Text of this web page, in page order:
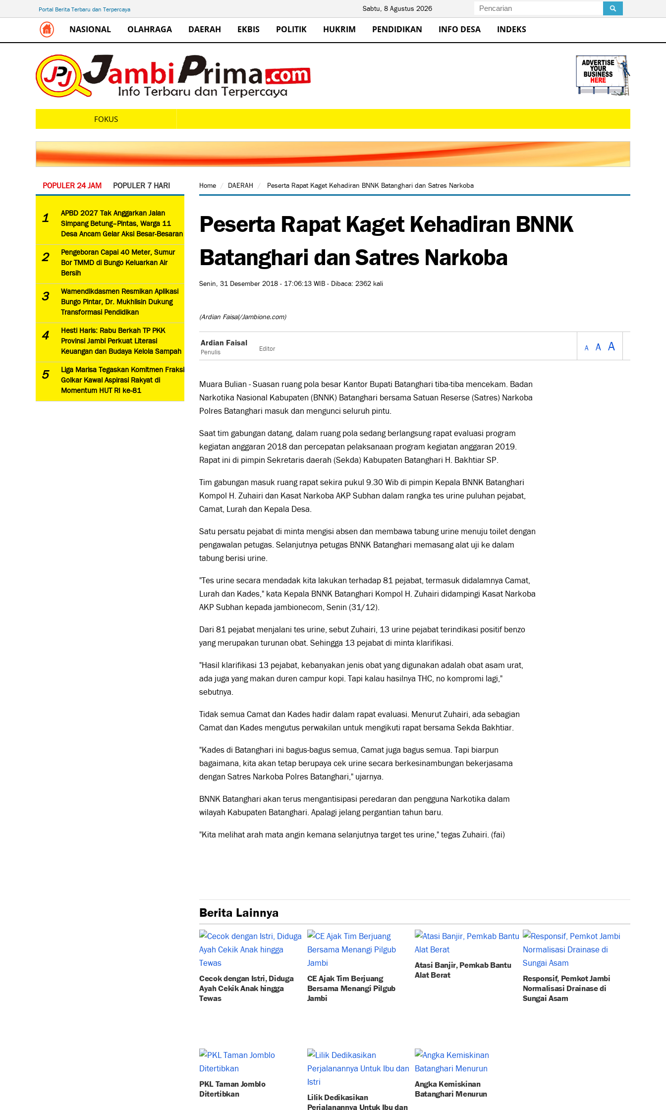
Portal Berita Terbaru dan Terpercaya Sabtu, 8 Agustus 2026
NASIONAL OLAHRAGA DAERAH EKBIS POLITIK HUKRIM PENDIDIKAN INFO DESA INDEKS
FOKUS
POPULER 24 JAM POPULER 7 HARI
1
APBD 2027 Tak Anggarkan Jalan
Simpang Betung–Pintas, Warga 11
Desa Ancam Gelar Aksi Besar-Besaran
2
Pengeboran Capai 40 Meter, Sumur
Bor TMMD di Bungo Keluarkan Air
Bersih
3
Wamendikdasmen Resmikan Aplikasi
Bungo Pintar, Dr. Mukhlisin Dukung
Transformasi Pendidikan
4
Hesti Haris: Rabu Berkah TP PKK
Provinsi Jambi Perkuat Literasi
Keuangan dan Budaya Kelola Sampah
5
Liga Marisa Tegaskan Komitmen Fraksi
Golkar Kawal Aspirasi Rakyat di
Momentum HUT RI ke-81
Home DAERAH Peserta Rapat Kaget Kehadiran BNNK Batanghari dan Satres Narkoba
Peserta Rapat Kaget Kehadiran BNNK
Batanghari dan Satres Narkoba
Senin, 31 Desember 2018 - 17:06:13 WIB - Dibaca: 2362 kali
(Ardian Faisal/Jambione.com)
Ardian Faisal
Penulis Editor A A A
Muara Bulian - Suasan ruang pola besar Kantor Bupati Batanghari tiba-tiba mencekam. Badan
Narkotika Nasional Kabupaten (BNNK) Batanghari bersama Satuan Reserse (Satres) Narkoba
Polres Batanghari masuk dan mengunci seluruh pintu.
Saat tim gabungan datang, dalam ruang pola sedang berlangsung rapat evaluasi program
kegiatan anggaran 2018 dan percepatan pelaksanaan program kegiatan anggaran 2019.
Rapat ini di pimpin Sekretaris daerah (Sekda) Kabupaten Batanghari H. Bakhtiar SP.
Tim gabungan masuk ruang rapat sekira pukul 9.30 Wib di pimpin Kepala BNNK Batanghari
Kompol H. Zuhairi dan Kasat Narkoba AKP Subhan dalam rangka tes urine puluhan pejabat,
Camat, Lurah dan Kepala Desa.
Satu persatu pejabat di minta mengisi absen dan membawa tabung urine menuju toilet dengan
pengawalan petugas. Selanjutnya petugas BNNK Batanghari memasang alat uji ke dalam
tabung berisi urine.
"Tes urine secara mendadak kita lakukan terhadap 81 pejabat, termasuk didalamnya Camat,
Lurah dan Kades," kata Kepala BNNK Batanghari Kompol H. Zuhairi didampingi Kasat Narkoba
AKP Subhan kepada jambionecom, Senin (31/12).
Dari 81 pejabat menjalani tes urine, sebut Zuhairi, 13 urine pejabat terindikasi positif benzo
yang merupakan turunan obat. Sehingga 13 pejabat di minta klarifikasi.
"Hasil klarifikasi 13 pejabat, kebanyakan jenis obat yang digunakan adalah obat asam urat,
ada juga yang makan duren campur kopi. Tapi kalau hasilnya THC, no kompromi lagi,"
sebutnya.
Tidak semua Camat dan Kades hadir dalam rapat evaluasi. Menurut Zuhairi, ada sebagian
Camat dan Kades mengutus perwakilan untuk mengikuti rapat bersama Sekda Bakhtiar.
"Kades di Batanghari ini bagus-bagus semua, Camat juga bagus semua. Tapi biarpun
bagaimana, kita akan tetap berupaya cek urine secara berkesinambungan bekerjasama
dengan Satres Narkoba Polres Batanghari," ujarnya.
BNNK Batanghari akan terus mengantisipasi peredaran dan pengguna Narkotika dalam
wilayah Kabupaten Batanghari. Apalagi jelang pergantian tahun baru.
"Kita melihat arah mata angin kemana selanjutnya target tes urine," tegas Zuhairi. (fai)
Berita Lainnya
Cecok dengan Istri, Diduga
Ayah Cekik Anak hingga
Tewas
CE Ajak Tim Berjuang
Bersama Menangi Pilgub
Jambi
Atasi Banjir, Pemkab Bantu
Alat Berat
Responsif, Pemkot Jambi
Normalisasi Drainase di
Sungai Asam
PKL Taman Jomblo
Ditertibkan
Lilik Dedikasikan
Perjalanannya Untuk Ibu dan
Angka Kemiskinan
Batanghari Menurun